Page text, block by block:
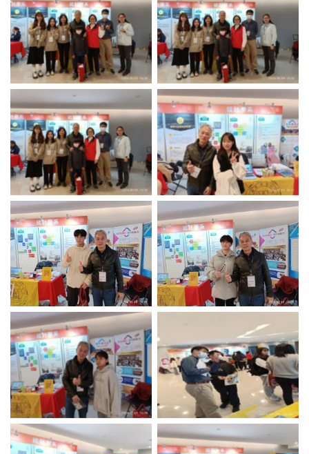
No Caption No Caption
No Caption No Caption
No Caption No Caption
No Caption No Caption